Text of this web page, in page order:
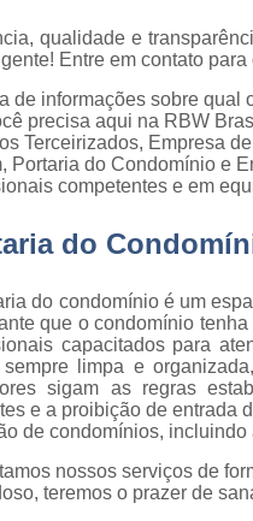
qualidade e
Entre em contato
de informações sobre qual
precisa aqui na RBW
Terceirizados, Empresa
Portaria do Condomínio e
competentes e em
do
do condomínio é um
que o condomínio
capacitados para
sempre limpa e
sigam as regras
e a proibição de entrada
de condomínios,
nossos serviços de
teremos o prazer de